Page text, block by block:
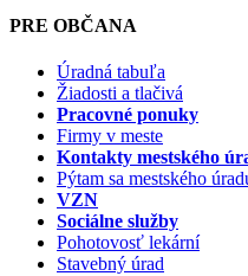
PRE OBČANA
Úradná tabuľa
Žiadosti a tlačivá
Pracovné ponuky
Firmy v meste
Kontakty mestského
Pýtam sa mestského
VZN
Sociálne služby
Pohotovosť lekární
Stavebný úrad